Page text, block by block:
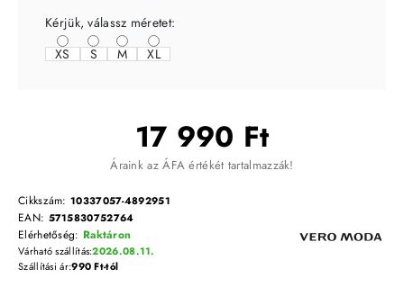
17 990 Ft
Áraink az ÁFA értékét tartalmazzák!
Cikkszám: 10337057-4892951
EAN: 5715830752764
Elérhetőség: Raktáron
Várható szállítás:2026.08.11.
Szállítási ár:990 Ft-tól
Kérjük, válassz méretet:
XS
S M XL